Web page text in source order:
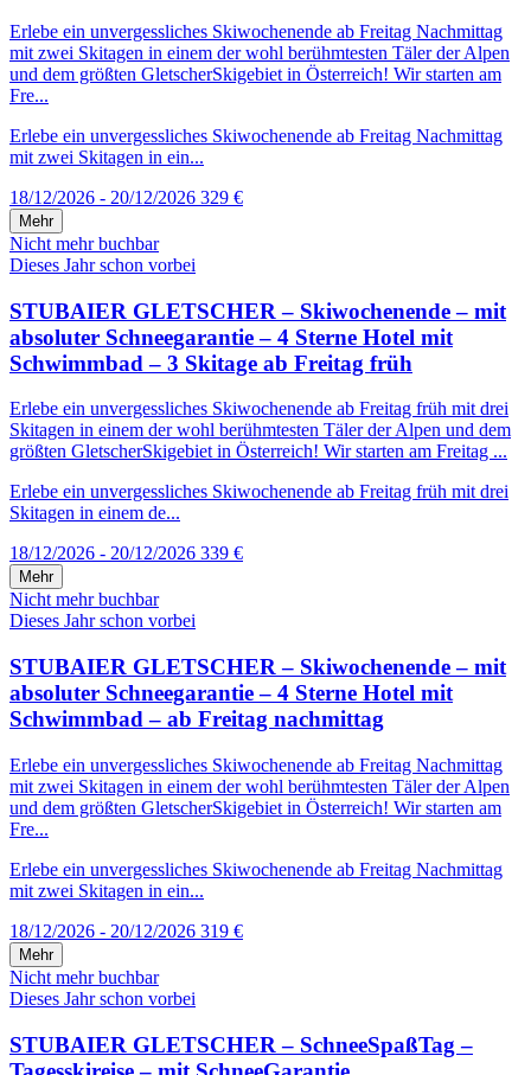
Erlebe ein unvergessliches Skiwochenende ab Freitag Nachmittag
mit zwei Skitagen in einem der wohl berühmtesten Täler der Alpen
und dem größten GletscherSkigebiet in Österreich! Wir starten am
Fre...
Erlebe ein unvergessliches Skiwochenende ab Freitag Nachmittag
mit zwei Skitagen in ein...
18/12/2026 - 20/12/2026 329 €
Mehr
Nicht mehr buchbar
Dieses Jahr schon vorbei
STUBAIER GLETSCHER – Skiwochenende – mit
absoluter Schneegarantie – 4 Sterne Hotel mit
Schwimmbad – 3 Skitage ab Freitag früh
Erlebe ein unvergessliches Skiwochenende ab Freitag früh mit drei
Skitagen in einem der wohl berühmtesten Täler der Alpen und dem
größten GletscherSkigebiet in Österreich! Wir starten am Freitag ...
Erlebe ein unvergessliches Skiwochenende ab Freitag früh mit drei
Skitagen in einem de...
18/12/2026 - 20/12/2026 339 €
Mehr
Nicht mehr buchbar
Dieses Jahr schon vorbei
STUBAIER GLETSCHER – Skiwochenende – mit
absoluter Schneegarantie – 4 Sterne Hotel mit
Schwimmbad – ab Freitag nachmittag
Erlebe ein unvergessliches Skiwochenende ab Freitag Nachmittag
mit zwei Skitagen in einem der wohl berühmtesten Täler der Alpen
und dem größten GletscherSkigebiet in Österreich! Wir starten am
Fre...
Erlebe ein unvergessliches Skiwochenende ab Freitag Nachmittag
mit zwei Skitagen in ein...
18/12/2026 - 20/12/2026 319 €
Mehr
Nicht mehr buchbar
Dieses Jahr schon vorbei
STUBAIER GLETSCHER – SchneeSpaßTag –